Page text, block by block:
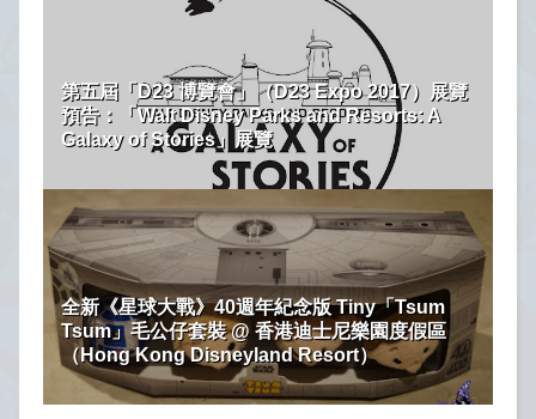
第五屆「D23 博覽會」（D23 Expo 2017）展覽
預告：「Walt Disney Parks and Resorts: A
Galaxy of Stories」展覽
全新《星球大戰》40週年紀念版 Tiny「Tsum
Tsum」毛公仔套裝 @ 香港迪士尼樂園度假區
（Hong Kong Disneyland Resort）